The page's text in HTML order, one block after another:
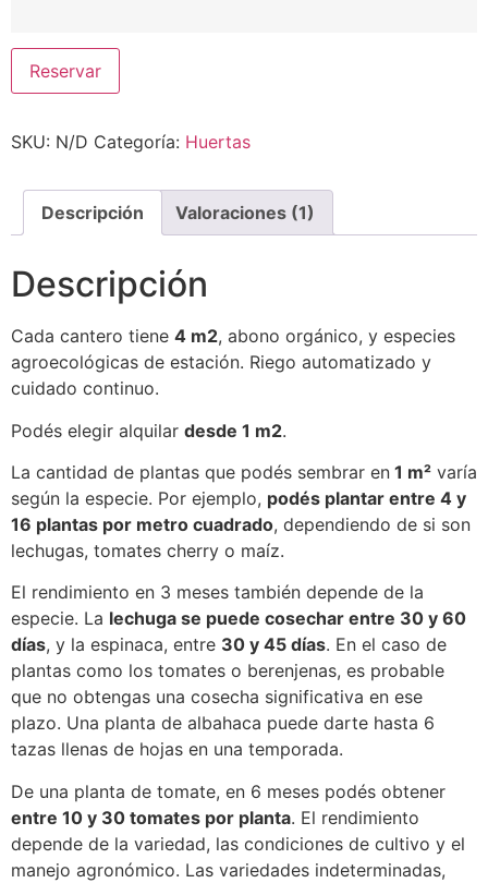
Reservar
SKU: N/D Categoría: Huertas
Descripción Valoraciones (1)
Descripción
Cada cantero tiene 4 m2, abono orgánico, y especies
agroecológicas de estación. Riego automatizado y
cuidado continuo.
Podés elegir alquilar desde 1 m2.
La cantidad de plantas que podés sembrar en 1 m² varía
según la especie. Por ejemplo, podés plantar entre 4 y
16 plantas por metro cuadrado, dependiendo de si son
lechugas, tomates cherry o maíz.
El rendimiento en 3 meses también depende de la
especie. La lechuga se puede cosechar entre 30 y 60
días, y la espinaca, entre 30 y 45 días. En el caso de
plantas como los tomates o berenjenas, es probable
que no obtengas una cosecha significativa en ese
plazo. Una planta de albahaca puede darte hasta 6
tazas llenas de hojas en una temporada.
De una planta de tomate, en 6 meses podés obtener
entre 10 y 30 tomates por planta. El rendimiento
depende de la variedad, las condiciones de cultivo y el
manejo agronómico. Las variedades indeterminadas,